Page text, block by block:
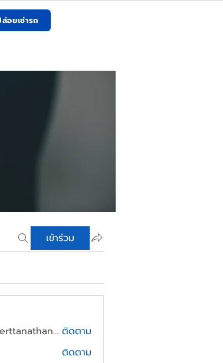
อยเช่ารถ
เข้าร่วม
Thanakorn Lerttanathanee ติดตาม
ติดตาม